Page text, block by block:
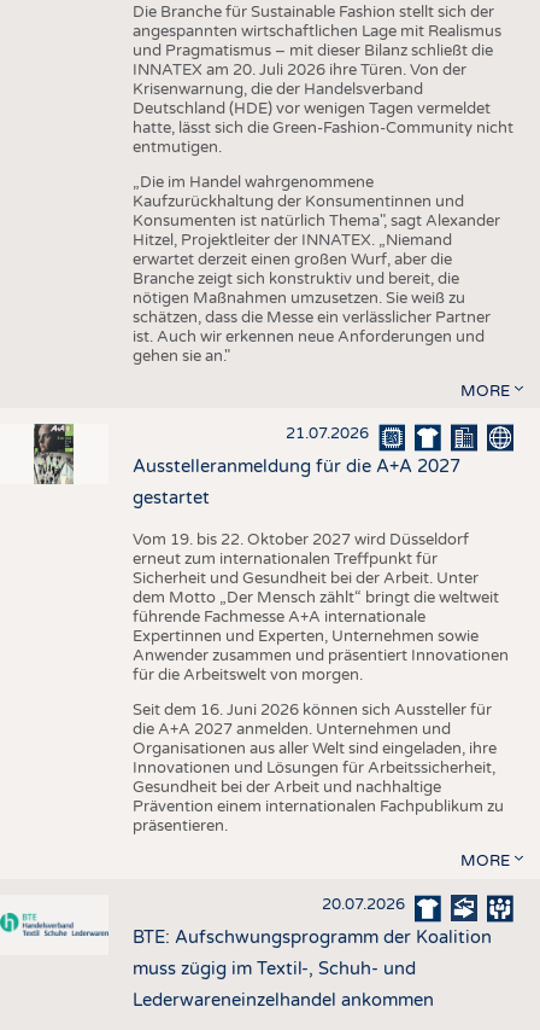
Die Branche für Sustainable Fashion stellt sich der
angespannten wirtschaftlichen Lage mit Realismus
und Pragmatismus – mit dieser Bilanz schließt die
INNATEX am 20. Juli 2026 ihre Türen. Von der
Krisenwarnung, die der Handelsverband
Deutschland (HDE) vor wenigen Tagen vermeldet
hatte, lässt sich die Green-Fashion-Community nicht
entmutigen.
„Die im Handel wahrgenommene
Kaufzurückhaltung der Konsumentinnen und
Konsumenten ist natürlich Thema", sagt Alexander
Hitzel, Projektleiter der INNATEX. „Niemand
erwartet derzeit einen großen Wurf, aber die
Branche zeigt sich konstruktiv und bereit, die
nötigen Maßnahmen umzusetzen. Sie weiß zu
schätzen, dass die Messe ein verlässlicher Partner
ist. Auch wir erkennen neue Anforderungen und
gehen sie an."
MORE
21.07.2026
Ausstelleranmeldung für die A+A 2027
gestartet
Vom 19. bis 22. Oktober 2027 wird Düsseldorf
erneut zum internationalen Treffpunkt für
Sicherheit und Gesundheit bei der Arbeit. Unter
dem Motto „Der Mensch zählt“ bringt die weltweit
führende Fachmesse A+A internationale
Expertinnen und Experten, Unternehmen sowie
Anwender zusammen und präsentiert Innovationen
für die Arbeitswelt von morgen.
Seit dem 16. Juni 2026 können sich Aussteller für
die A+A 2027 anmelden. Unternehmen und
Organisationen aus aller Welt sind eingeladen, ihre
Innovationen und Lösungen für Arbeitssicherheit,
Gesundheit bei der Arbeit und nachhaltige
Prävention einem internationalen Fachpublikum zu
präsentieren.
MORE
20.07.2026
BTE: Aufschwungsprogramm der Koalition
muss zügig im Textil-, Schuh- und
Lederwareneinzelhandel ankommen